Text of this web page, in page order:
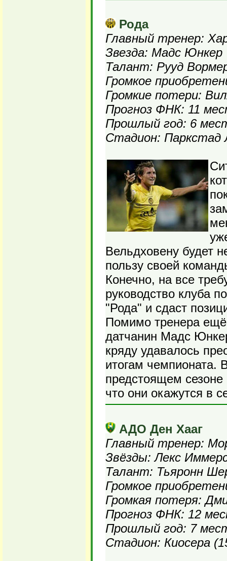
Рода
Главный тренер:
Звезда: Мадс Юнкер
Талант: Рууд
Громкое
Громкие потери:
Прогноз ФНК: 11
Прошлый год: 6
Стадион: Паркстад
Вельдховену будет
пользу своей
Конечно, на все
руководство клуба
"Рода" и сдаст
Помимо тренера
датчанин Мадс
кряду удавалось
итогам чемпионата.
предстоящем сезоне
что они окажутся в
АДО Ден Хааг
Главный тренер:
Звёзды: Лекс
Талант: Тьяронн
Громкое
Громкая потеря:
Прогноз ФНК: 12
Прошлый год: 7
Стадион: Киосера